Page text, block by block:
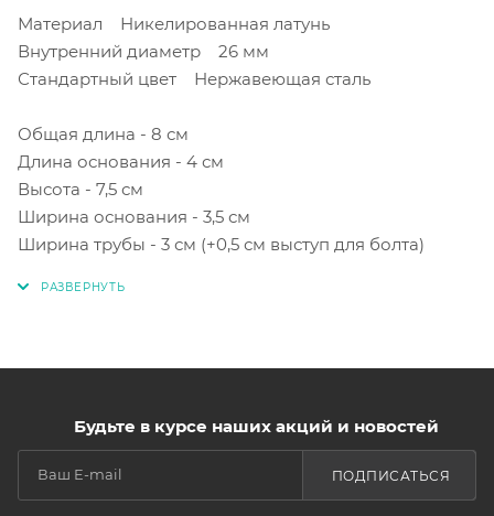
Материал Никелированная латунь
Внутренний диаметр 26 мм
Стандартный цвет Нержавеющая сталь
Общая длина - 8 см
Длина основания - 4 см
Высота - 7,5 см
Ширина основания - 3,5 см
Ширина трубы - 3 см (+0,5 см выступ для болта)
Будьте в курсе наших акций и новостей
ПОДПИСАТЬСЯ